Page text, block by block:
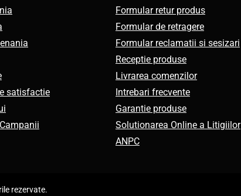
satisfactie
Formular retur produs
Formular de retragere
Formular reclamatii si sesizari
Receptie produse
Livrarea comenzilor
Intrebari frecvente
Garantie produse
Solutionarea Online a Litigiilor
ANPC
rezervate.